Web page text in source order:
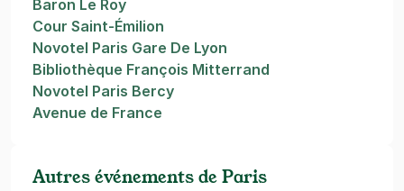
Baron Le Roy
Cour Saint-Émilion
Novotel Paris Gare De Lyon
Bibliothèque François Mitterrand
Novotel Paris Bercy
Avenue de France
Autres événements de Paris